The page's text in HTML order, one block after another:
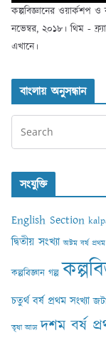
কল্পবিজ্ঞানের ওয়ার্কশপ
নভেম্বর, ২০১৮। থিম -
এখানে।
বাংলায় অনুসন্ধান
সংযুক্তি
English Section
দ্বিতীয় সংখ্যা অষ্টম বর্ষ
কল্পবিজ্ঞান গল্প
চতুর্থ বর্ষ প্রথম সংখ্যা
তৃষা আঢ‍্য দশম বর্ষ